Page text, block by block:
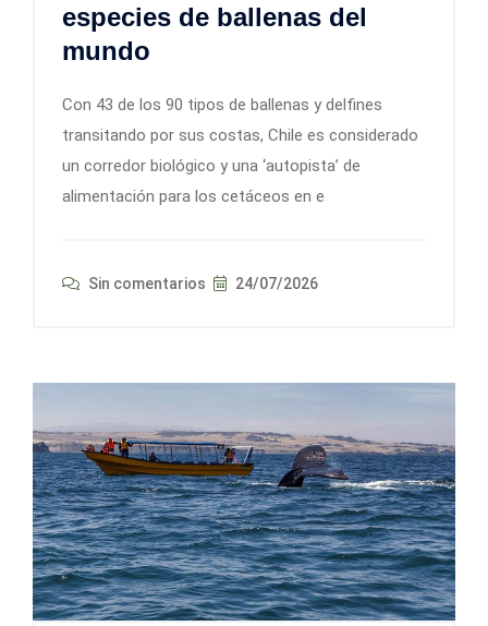
especies de ballenas del
mundo
Con 43 de los 90 tipos de ballenas y delfines
transitando por sus costas, Chile es considerado
un corredor biológico y una ‘autopista’ de
alimentación para los cetáceos en e
Sin comentarios 24/07/2026